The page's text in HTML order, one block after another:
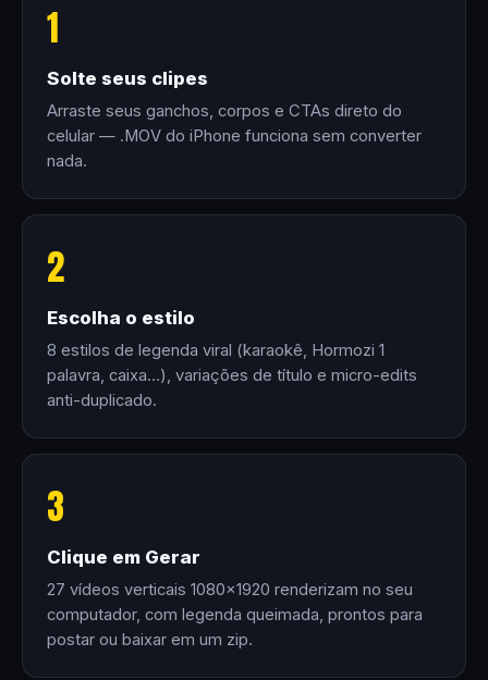
1
Solte seus clipes
Arraste seus ganchos, corpos e CTAs direto do
celular — .MOV do iPhone funciona sem converter
nada.
2
Escolha o estilo
8 estilos de legenda viral (karaokê, Hormozi 1
palavra, caixa…), variações de título e micro-edits
anti-duplicado.
3
Clique em Gerar
27 vídeos verticais 1080×1920 renderizam no seu
computador, com legenda queimada, prontos para
postar ou baixar em um zip.